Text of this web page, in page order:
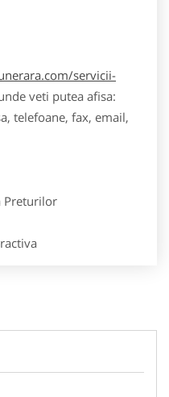
servicii-
veti putea afisa:
telefoane, fax, email,